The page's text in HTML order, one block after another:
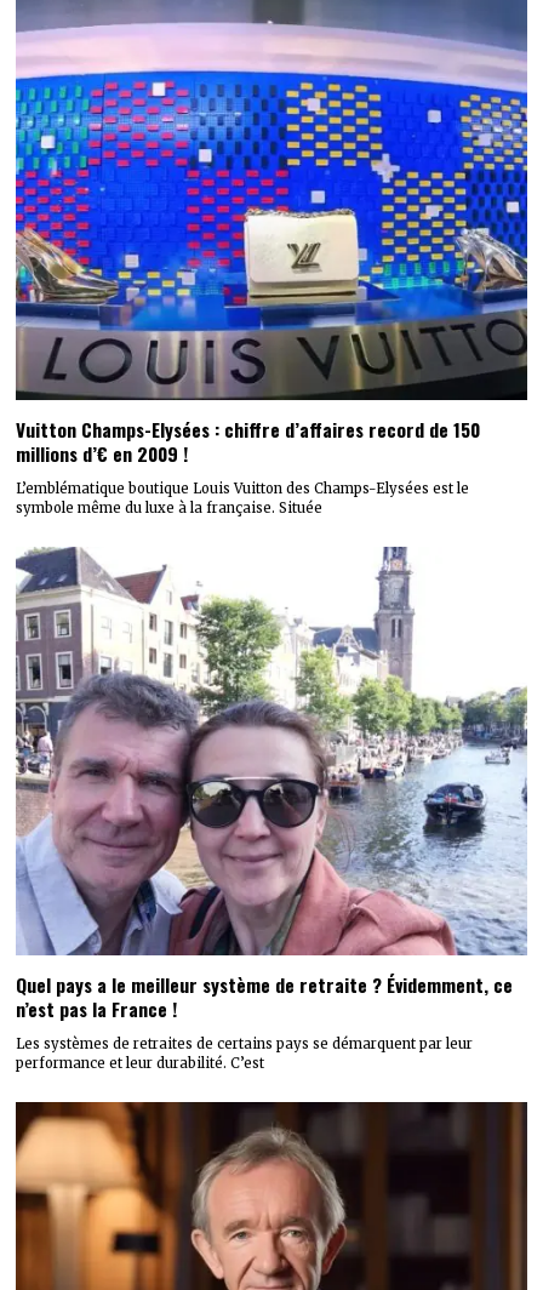
Vuitton Champs-Elysées : chiffre d’affaires record de 150
millions d’€ en 2009 !
L’emblématique boutique Louis Vuitton des Champs-Elysées est le
symbole même du luxe à la française. Située
Quel pays a le meilleur système de retraite ? Évidemment, ce
n’est pas la France !
Les systèmes de retraites de certains pays se démarquent par leur
performance et leur durabilité. C’est